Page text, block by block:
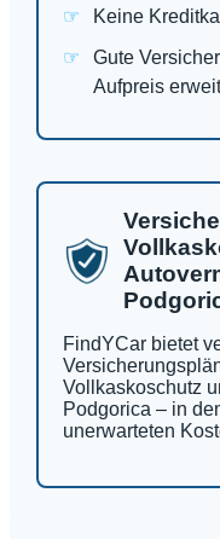
Keine
Gute
Aufpreis
FindYCar bietet
Vollkaskoschutz
Podgorica – in
unerwarteten